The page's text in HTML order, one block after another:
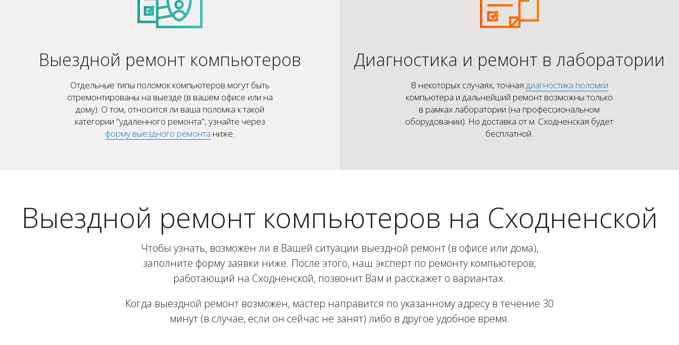
Выездной ремонт компьютеров
Отдельные типы поломок компьютеров могут быть
отремонтированы на выезде (в вашем офисе или на
дому). О том, относится ли ваша поломка к такой
категории "удаленного ремонта", узнайте через
форму выездного ремонта ниже.
Диагностика и ремонт в лаборатории
В некоторых случаях, точная диагностика поломки
компьютера и дальнейший ремонт возможны только
в рамках лаборатории (на профессиональном
оборудовании). Но доставка от м. Сходненская будет
бесплатной.
Выездной ремонт компьютеров на Сходненской
Чтобы узнать, возможен ли в Вашей ситуации выездной ремонт (в офисе или дома),
заполните форму заявки ниже. После этого, наш эксперт по ремонту компьютеров,
работающий на Сходненской, позвонит Вам и расскажет о вариантах.
Когда выездной ремонт возможен, мастер направится по указанному адресу в течение 30
минут (в случае, если он сейчас не занят) либо в другое удобное время.